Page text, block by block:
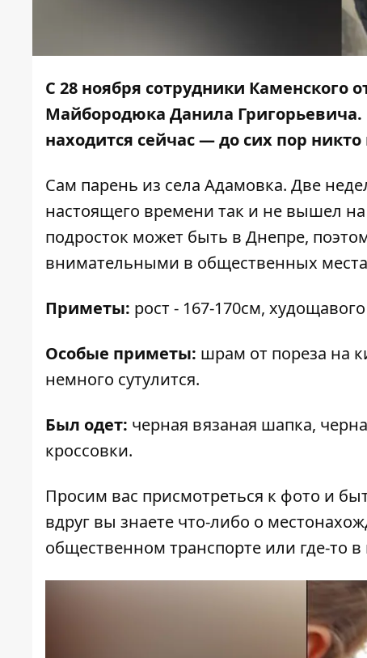
С 28 ноября сотрудники Каменского
Майбородюка Данила
находится сейчас — до сих пор никто
Сам парень из села Адамовка. Две
настоящего времени так и не вышел
подросток может быть в Днепре,
внимательными в общественных
Приметы: рост - 167-170см,
Особые приметы: шрам от пореза на
немного сутулится.
Был одет: черная вязаная шапка,
кроссовки.
Просим вас присмотреться к фото и
вдруг вы знаете что-либо о
общественном транспорте или где-то в